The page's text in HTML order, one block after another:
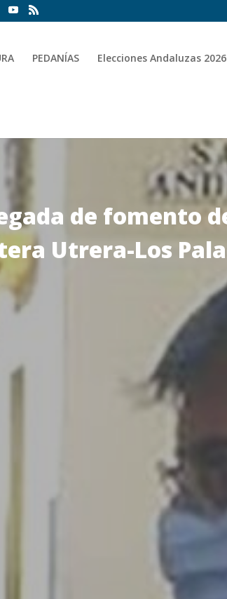
PEDANÍAS Elecciones Andaluzas 2026
de fomento
Utrera-Los